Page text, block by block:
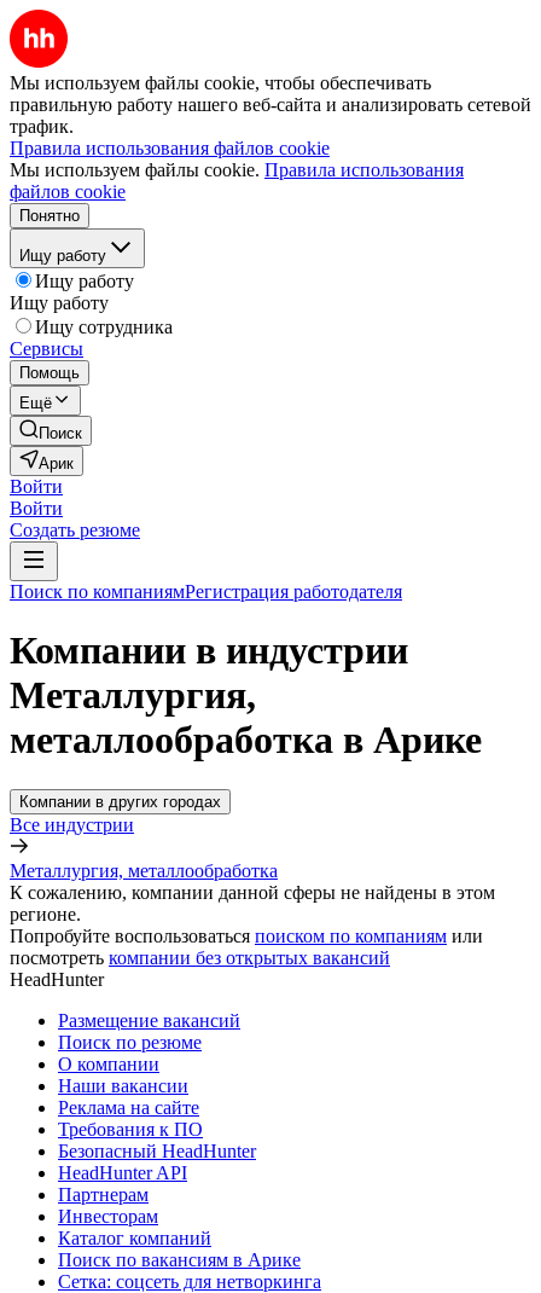
Мы используем файлы cookie, чтобы обеспечивать
правильную работу нашего веб-сайта и анализировать сетевой
трафик.
Правила использования файлов cookie
Мы используем файлы cookie. Правила использования
файлов cookie
Понятно
Ищу работу
Ищу работу
Ищу работу
Ищу сотрудника
Сервисы
Помощь
Ещё
Поиск
Арик
Войти
Войти
Создать резюме
Поиск по компаниямРегистрация работодателя
Компании в индустрии
Металлургия,
металлообработка в Арике
Компании в других городах
Все индустрии
Металлургия, металлообработка
К сожалению, компании данной сферы не найдены в этом
регионе.
Попробуйте воспользоваться поиском по компаниям или
посмотреть компании без открытых вакансий
HeadHunter
Размещение вакансий
Поиск по резюме
О компании
Наши вакансии
Реклама на сайте
Требования к ПО
Безопасный HeadHunter
HeadHunter API
Партнерам
Инвесторам
Каталог компаний
Поиск по вакансиям в Арике
Сетка: соцсеть для нетворкинга